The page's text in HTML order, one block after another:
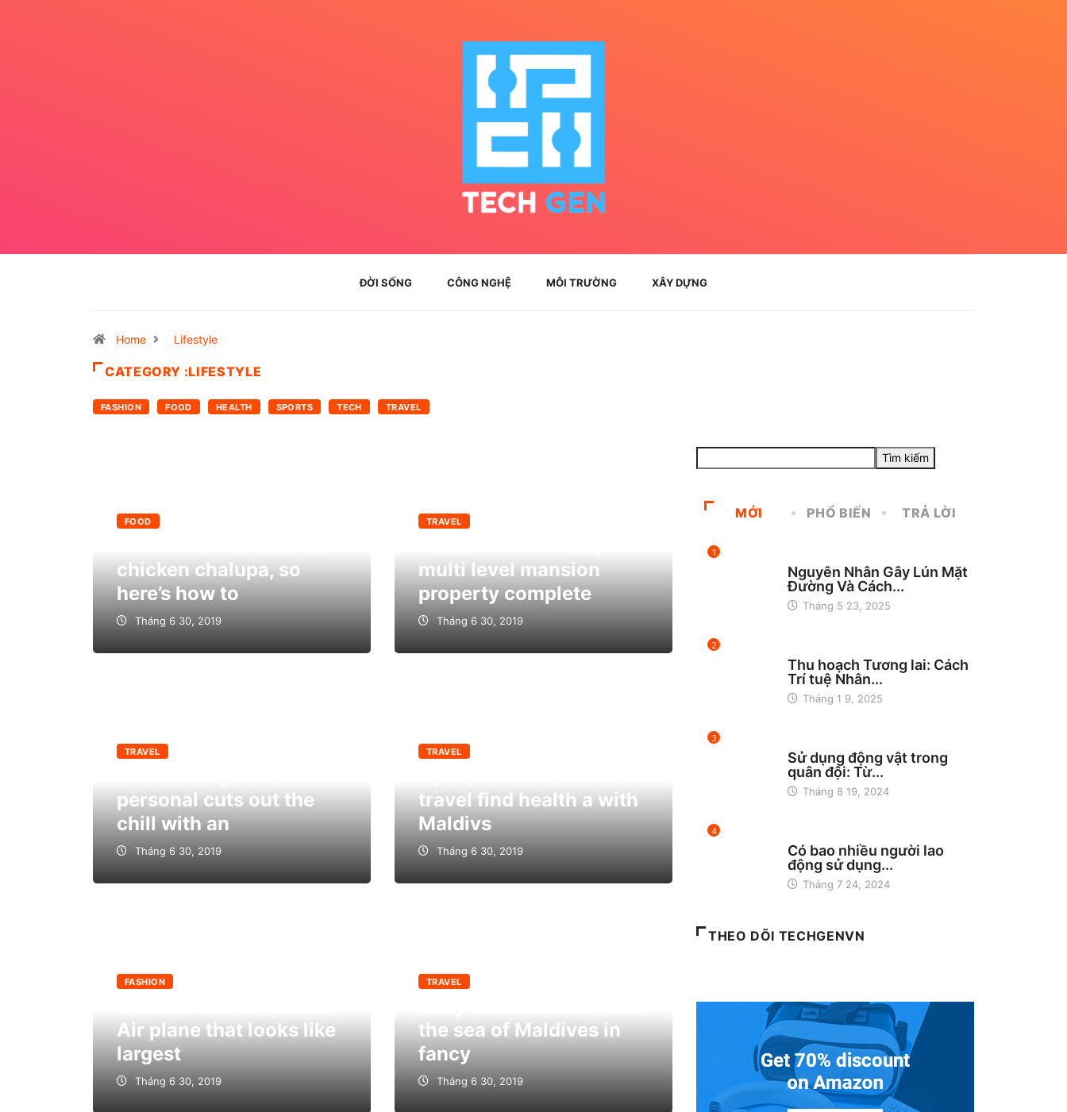
ĐỜI SỐNG CÔNG NGHỆ MÔI TRƯỜNG XÂY DỰNG
Home Lifestyle
CATEGORY :LIFESTYLE
FASHION FOOD HEALTH SPORTS TECH TRAVEL
FOOD
chicken chalupa, so
here’s how to
Tháng 6 30, 2019
TRAVEL
multi level mansion
property complete
Tháng 6 30, 2019
TRAVEL
personal cuts out the
chill with an
Tháng 6 30, 2019
TRAVEL
travel find health a with
Maldivs
Tháng 6 30, 2019
FASHION
Air plane that looks like
largest
Tháng 6 30, 2019
TRAVEL
the sea of Maldives in
fancy
Tháng 6 30, 2019
kiếm
Tìm kiếm
MỚI PHỔ BIẾN TRẢ LỜI
1
Nguyên Nhân Gây Lún Mặt
Đường Và Cách...
Tháng 5 23, 2025
2
Thu hoạch Tương lai: Cách
Trí tuệ Nhân...
Tháng 1 9, 2025
3
Sử dụng động vật trong
quân đội: Từ...
Tháng 8 19, 2024
4
Có bao nhiều người lao
động sử dụng...
Tháng 7 24, 2024
THEO DÕI TECHGENVN